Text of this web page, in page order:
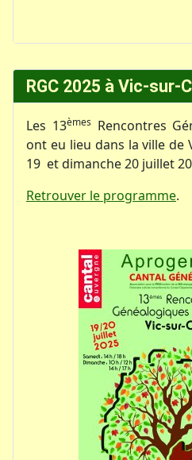
RGC 2025 à Vic-sur-
Les 13èmes Rencontres
ont eu lieu dans la ville de
19 et dimanche 20 juillet
Retrouver le programme.